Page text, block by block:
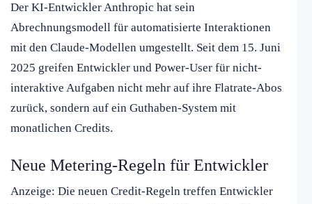
Der KI-Entwickler Anthropic hat sein
Abrechnungsmodell für automatisierte Interaktionen
mit den Claude-Modellen umgestellt. Seit dem 15. Juni
2025 greifen Entwickler und Power-User für nicht-
interaktive Aufgaben nicht mehr auf ihre Flatrate-Abos
zurück, sondern auf ein Guthaben-System mit
monatlichen Credits.
Neue Metering-Regeln für Entwickler
Anzeige: Die neuen Credit-Regeln treffen Entwickler